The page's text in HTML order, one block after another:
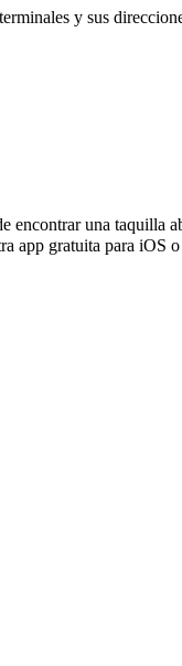
y sus
una taquilla
app gratuita para iOS